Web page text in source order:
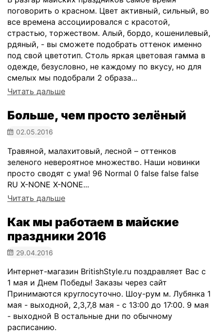
поговорить о красном. Цвет активный, сильный, во
все времена ассоциировался с красотой,
страстью, торжеством. Алый, бордо, кошенилевый,
рдяный, - вы сможете подобрать оттенок именно
под свой цветотип. Столь яркая цветовая гамма в
одежде, безусловно, не каждому по вкусу, но для
смелых мы подобрали 2 образа...
Читать дальше
Больше, чем просто зелёный
02.05.2016
Травяной, малахитовый, лесной – оттенков
зеленого невероятное множество. Наши новинки
просто сводят с ума! 96 Normal 0 false false false
RU X-NONE X-NONE...
Читать дальше
Как мы работаем в майские
праздники 2016
29.04.2016
Интернет-магазин BritishStyle.ru поздравляет Вас с
1 мая и Днем Победы! Заказы через сайт
Принимаются круглосуточно. Шоу-рум м. Лубянка 1
мая - выходной, 2,3,7,8 мая - с 13:00 до 17:00. 9 мая
- выходной В остальные дни по обычному
расписанию.